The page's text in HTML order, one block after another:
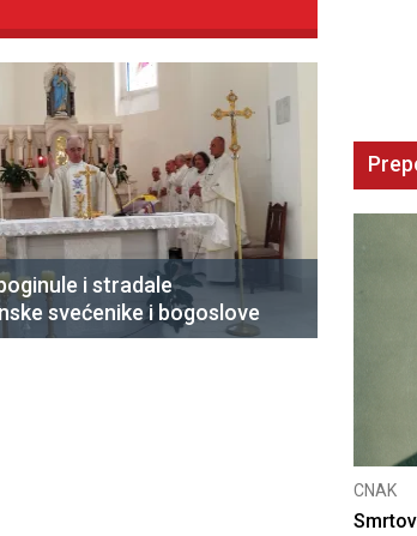
i stradale
svećenike i bogoslove
CNAK